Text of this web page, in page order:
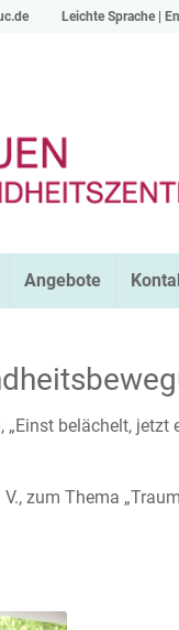
Leichte Sprache|
Angebote
belächelt,
zum Thema